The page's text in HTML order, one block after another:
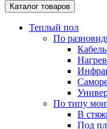
Каталог товаров
Теплый пол
По
По типу
В
Под